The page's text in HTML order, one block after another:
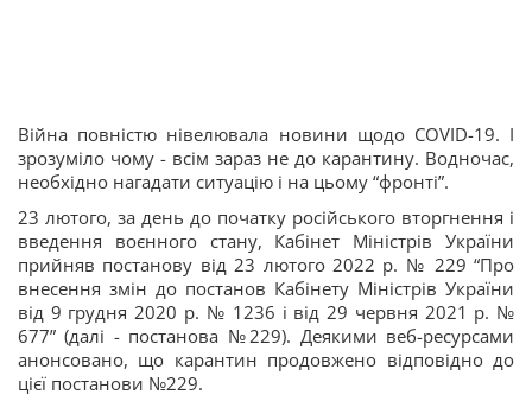
Війна повністю нівелювала новини щодо ​​COVID-19. І
зрозуміло чому - всім зараз не до карантину. Водночас,
необхідно нагадати ситуацію і на цьому “фронті”.
23 лютого, за день до початку російського вторгнення і
введення воєнного стану, Кабінет Міністрів України
прийняв постанову від 23 лютого 2022 р. № 229 “Про
внесення змін до постанов Кабінету Міністрів України
від 9 грудня 2020 р. № 1236 і від 29 червня 2021 р. №
677” (далі - постанова №229). Деякими веб-ресурсами
анонсовано, що карантин продовжено відповідно до
цієї постанови №229.